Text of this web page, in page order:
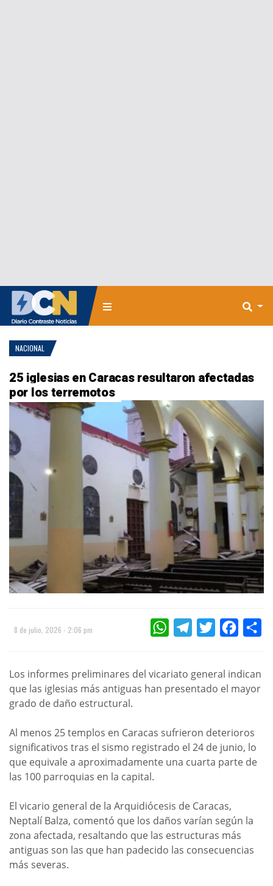
NACIONAL
25 iglesias en Caracas resultaron afectadas
por los terremotos
8 de julio, 2026 - 2:06 pm WHATSAPPTELEGRAMTWITTER
Los informes preliminares del vicariato general indican
que las iglesias más antiguas han presentado el mayor
grado de daño estructural.
Al menos 25 templos en Caracas sufrieron deterioros
significativos tras el sismo registrado el 24 de junio, lo
que equivale a aproximadamente una cuarta parte de
las 100 parroquias en la capital.
El vicario general de la Arquidiócesis de Caracas,
Neptalí Balza, comentó que los daños varían según la
zona afectada, resaltando que las estructuras más
antiguas son las que han padecido las consecuencias
más severas.